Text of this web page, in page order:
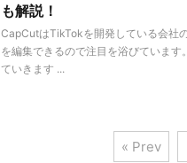
も解説！
CapCutはTikTokを開発している会社
を編集できるので注目を浴びていま
ていきます ...
« Prev